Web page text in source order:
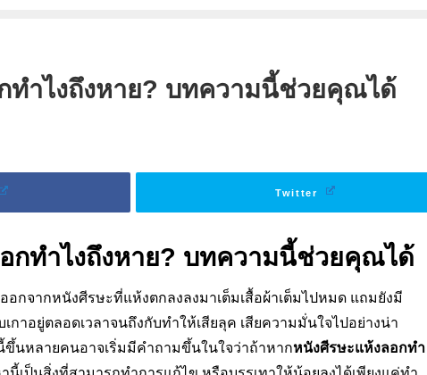
ทําไงถึงหาย? บทความนี้ช่วยคุณได้
Twitter
กทําไงถึงหาย? บทความนี้ช่วยคุณได้
อกจากหนังศีรษะที่แห้งตกลงลงมาเต็มเสื้อผ้าเต็มไปหมด แถมยังมี
กาอยู่ตลอดเวลาจนถึงกับทำให้เสียลุค เสียความมั่นใจไปอย่างน่า
ขึ้นหลายคนอาจเริ่มมีคำถามขึ้นในใจว่าถ้าหากหนังศีรษะแห้งลอกทํา